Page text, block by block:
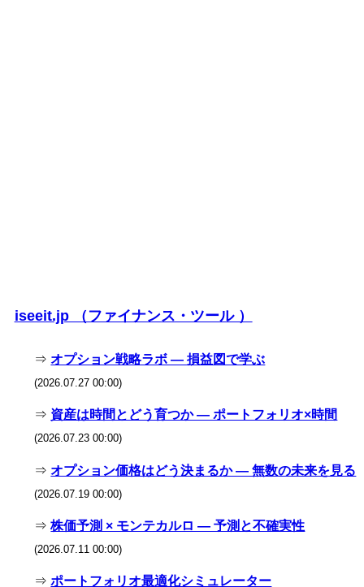
iseeit.jp （ファイナンス・ツール ）
⇒オプション戦略ラボ — 損益図で学ぶ
(2026.07.27 00:00)
⇒ 資産は時間とどう育つか — ポートフォリオ×時間
(2026.07.23 00:00)
⇒オプション価格はどう決まるか — 無数の未来を見る
(2026.07.19 00:00)
⇒株価予測 × モンテカルロ — 予測と不確実性
(2026.07.11 00:00)
⇒ポートフォリオ最適化シミュレーター